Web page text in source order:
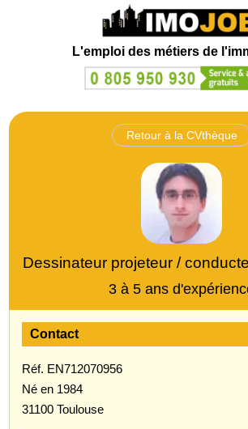
L'emploi des métiers de
Retour à la CVthèque
Dessinateur projeteur /
3 à 5 ans
Contact
Réf. EN712070956
Né en 1984
31100 Toulouse